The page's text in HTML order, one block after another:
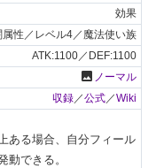
効果
属性／レベル4／魔法使い族
ATK:1100／DEF:1100
photo ノーマル
収録／公式／Wiki
ある場合、自分フィール
動できる。